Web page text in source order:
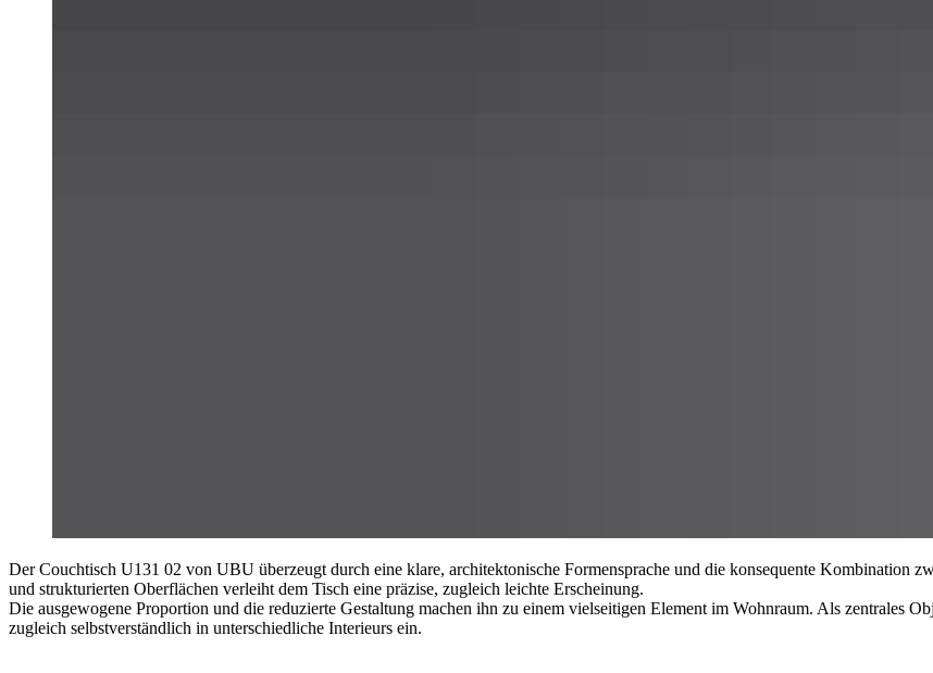
Der Couchtisch U131 02 von UBU überzeugt durch eine klare, architektonische Formensprache und die konsequente Kombination
und strukturierten Oberflächen verleiht dem Tisch eine präzise, zugleich leichte Erscheinung.
Die ausgewogene Proportion und die reduzierte Gestaltung machen ihn zu einem vielseitigen Element im Wohnraum. Als zentrales
zugleich selbstverständlich in unterschiedliche Interieurs ein.